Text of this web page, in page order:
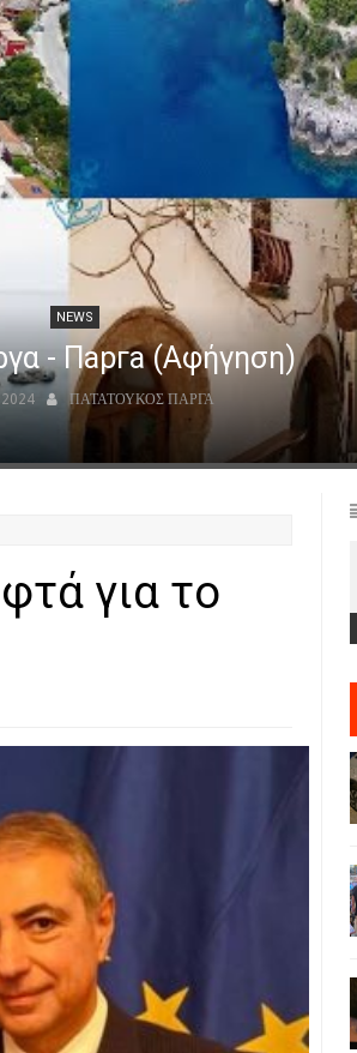
NEWS
- Парга (Αφήγηση)
ΠΑΤΑΤΟΥΚΟΣ ΠΑΡΓΑ
για το